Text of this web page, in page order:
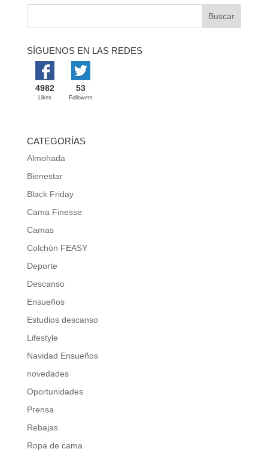
SÍGUENOS EN LAS REDES
4982
Likes
53
Followers
CATEGORÍAS
Almohada
Bienestar
Black Friday
Cama Finesse
Camas
Colchón FEASY
Deporte
Descanso
Ensueños
Estudios descanso
Lifestyle
Navidad Ensueños
novedades
Oportunidades
Prensa
Rebajas
Ropa de cama